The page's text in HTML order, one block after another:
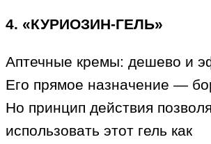
4. «КУРИОЗИН-ГЕЛЬ»
Аптечные кремы: дешево и
Его прямое назначение —
Но принцип действия
использовать этот гель как